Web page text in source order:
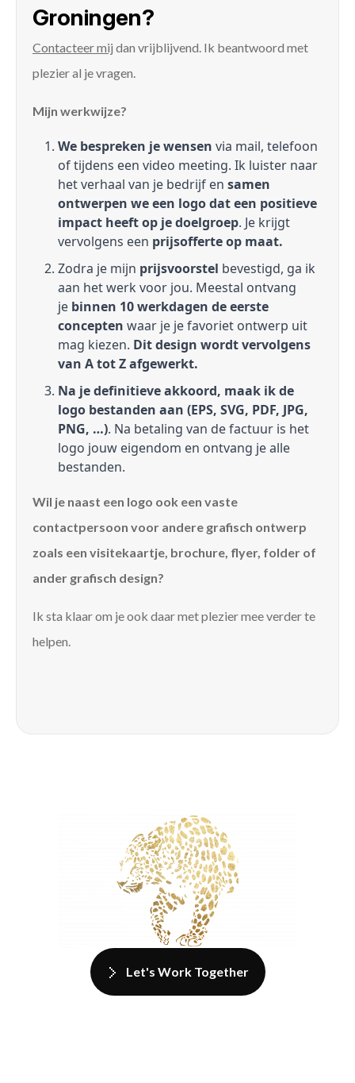
Groningen?
Contacteer mij dan vrijblijvend. Ik beantwoord met
plezier al je vragen.
Mijn werkwijze?
We bespreken je wensen via mail, telefoon
of tijdens een video meeting. Ik luister naar
het verhaal van je bedrijf en samen
ontwerpen we een logo dat een positieve
impact heeft op je doelgroep. Je krijgt
vervolgens een prijsofferte op maat.
Zodra je mijn prijsvoorstel bevestigd, ga ik
aan het werk voor jou. Meestal ontvang
je binnen 10 werkdagen de eerste
concepten waar je je favoriet ontwerp uit
mag kiezen. Dit design wordt vervolgens
van A tot Z afgewerkt.
Na je definitieve akkoord, maak ik de
logo bestanden aan (EPS, SVG, PDF, JPG,
PNG, …). Na betaling van de factuur is het
logo jouw eigendom en ontvang je alle
bestanden.
Wil je naast een logo ook een vaste
contactpersoon voor andere grafisch ontwerp
zoals een visitekaartje, brochure, flyer, folder of
ander grafisch design?
Ik sta klaar om je ook daar met plezier mee verder te
helpen.
Let's Work Together